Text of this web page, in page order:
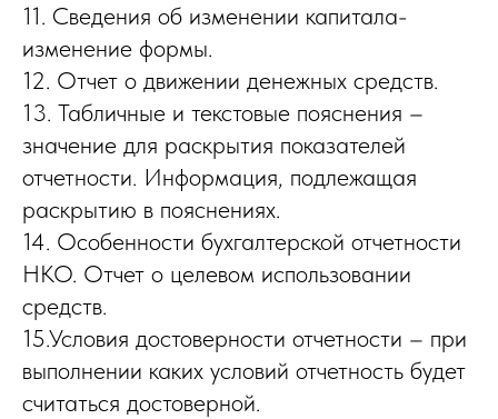
11. Сведения об изменении капитала-
изменение формы.
12. Отчет о движении денежных средств.
13. Табличные и текстовые пояснения –
значение для раскрытия показателей
отчетности. Информация, подлежащая
раскрытию в пояснениях.
14. Особенности бухгалтерской отчетности
НКО. Отчет о целевом использовании
средств.
15.Условия достоверности отчетности – при
выполнении каких условий отчетность будет
считаться достоверной.